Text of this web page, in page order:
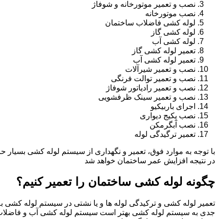
نصب و تعمیر موتورخانه و شوفاژ
نصب موتورخانه
لوله کشی فاضلاب ساختمان
لوله کشی گاز
لوله کشی آب
تعمیر لوله کشی گاز
تعمیر لوله کشی آب
نصب و تعمیر شیرآلات
نصب و تعمیر توالت فرنگی
نصب و تعمیر رادیاتور شوفاژ
نصب و تعمیر سینک ظرفشویی
اجرای باربیکیو
نصب پکیج دیواری
نصب آبگرمکن
تعمیر ترگیدگی لوله
با توجه به موارد فوق، تعمیر و نگهداری از سیستم لوله کشی
در نتیجه افزایش عمر ساختمان خواهد شد
چگونه لوله کشی ساختمان را تعمیر کنیم؟
تعمیر لوله کشی و ترکیدگی لوله ها و یا نشتی در سیستم لوله کشی
جدی به سیستم لوله کشی بهتر است سیستم لوله کشی آب و